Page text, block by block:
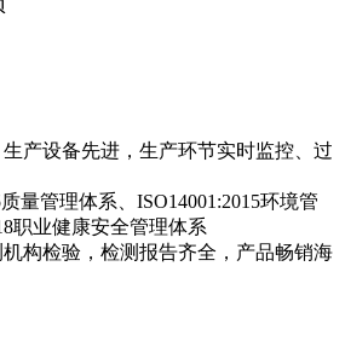
产设备先进，生产环节实时监控、过
量管理体系、ISO14001:2015环境管
职业健康安全管理体系
构检验，检测报告齐全，产品畅销海